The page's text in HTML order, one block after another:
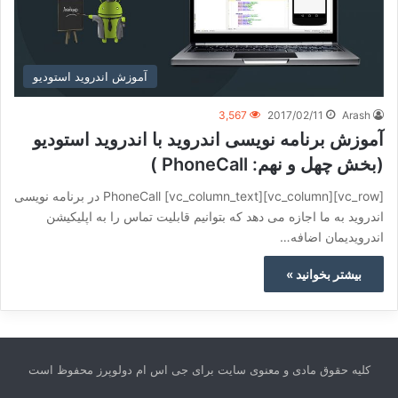
آموزش اندروید استودیو
Arash
2017/02/11
3,567
آموزش برنامه نویسی اندروید با اندروید استودیو
(بخش چهل و نهم: PhoneCall )
[vc_row][vc_column][vc_column_text] PhoneCall در برنامه نویسی
اندروید به ما اجازه می دهد که بتوانیم قابلیت تماس را به اپلیکیشن
اندرویدیمان اضافه…
بیشتر بخوانید »
کلیه حقوق مادی و معنوی سایت برای جی اس ام دولوپرز محفوظ است